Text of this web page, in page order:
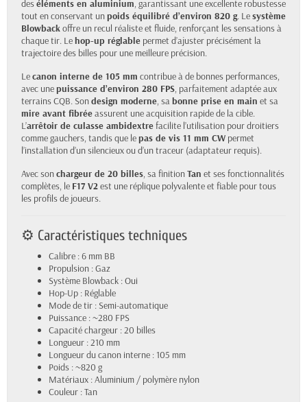
deséléments en aluminium, garantissant une excellente robustesse
tout en conservant unpoids équilibré d’environ 820 g. Lesystème
Blowbackoffre un recul réaliste et fluide, renforçant les sensations à
chaque tir. Lehop-up réglable permet d’ajuster précisément la
trajectoire des billes pour une meilleure précision.
Lecanon interne de 105 mm contribue à de bonnes performances,
avec unepuissance d’environ 280 FPS, parfaitement adaptée aux
terrains CQB. Sondesign moderne, sabonne prise en main et sa
mire avant fibréeassurent une acquisition rapide de la cible.
L’arrêtoir de culasse ambidextrefacilite l’utilisation pour droitiers
comme gauchers, tandis que lepas de vis 11 mm CW permet
l’installation d’un silencieux ou d’un traceur (adaptateur requis).
Avec sonchargeur de 20 billes, sa finitionTan et ses fonctionnalités
complètes, le F17 V2est une réplique polyvalente et fiable pour tous
les profils de joueurs.
⚙️ Caractéristiques techniques
Calibre : 6 mm BB
Propulsion : Gaz
Système Blowback : Oui
Hop-Up : Réglable
Mode de tir : Semi-automatique
Puissance : ~280 FPS
Capacité chargeur : 20 billes
Longueur : 210 mm
Longueur du canon interne : 105 mm
Poids : ~820 g
Matériaux : Aluminium / polymère nylon
Couleur : Tan